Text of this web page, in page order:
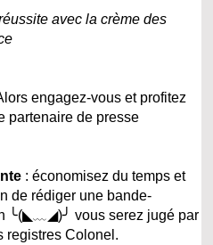
avec la crème des
engagez-vous et profitez
partenaire de presse
: économisez du temps et
de rédiger une bande-
╰(◣﹏◢)╯ vous serez jugé par
registres Colonel.